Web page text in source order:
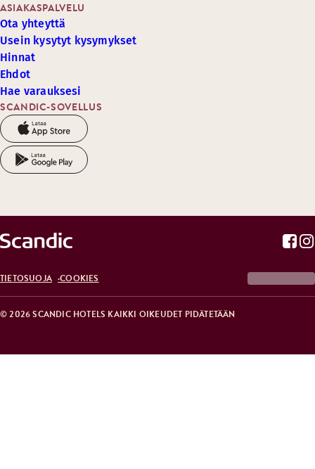
SCANDIC-SOVELLUS
ASIAKASPALVELU
Ota yhteyttä
Usein kysytyt kysymykset
Hinnat
Ehdot
Hae varauksesi
© 2026 SCANDIC HOTELS KAIKKI OIKEUDET PIDÄTETÄÄN
TIETOSUOJA COOKIES